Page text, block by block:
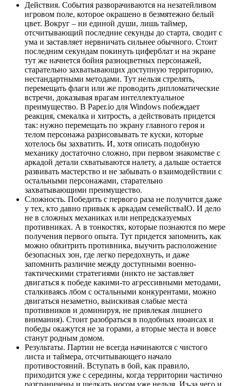
Действия. События разворачиваются на незатейливом
игровом поле, которое окрашено в безмятежно белый
цвет. Вокруг – ни единой души, лишь таймер,
отсчитывающий последние секунды до старта, сводит с
ума и заставляет нервничать сильнее обычного. Стоит
последним секундам покинуть циферблат и на экране
тут же начнется бойня разноцветных персонажей,
старательно захватывающих доступную территорию,
нестандартными методами. Тут нельзя стрелять,
перемещать флаги или же проводить дипломатические
встречи, доказывая врагам интеллектуальное
преимущество. В Paper.io для Windows побеждает
реакция, смекалка и хитрость, а действовать придется
так: нужно перемещать по экрану главного героя и
телом персонажа разрисовывать те куски, которые
хотелось бы захватить. И, хотя описать подобную
механику достаточно сложно, при первом знакомстве с
аркадой детали схватываются налету, а дальше остается
развивать мастерство и не забывать о взаимодействии с
остальными персонажами, старательно
захватывающими преимущество.
Сложность. Победить с первого раза не получится даже
у тех, кто давно привык к аркадам семействаIO. И дело
не в сложных механиках или непредсказуемых
противниках. А в тонкостях, которые познаются по мере
получения первого опыта. Тут придется запомнить, как
можно обхитрить противника, выучить расположение
безопасных зон, где легко передохнуть, и даже
запомнить различие между доступными военно-
тактическими стратегиями (никто не заставляет
двигаться к победе какими-то агрессивными методами,
сталкиваясь лбом с остальными конкурентами, можно
двигаться незаметно, выискивая слабые места
противников и доминируя, не привлекая лишнего
внимания). Стоит разобраться в подобных нюансах и
победы окажутся не за горами, а вторые места и вовсе
станут родным домом.
Результаты. Партии не всегда начинаются с чистого
листа и таймера, отсчитывающего начало
противостояний. Вступать в бой, как правило,
приходится уже с середины, когда территории частично
разграничены и щелкать носом уже нельзя. Из-за чего и